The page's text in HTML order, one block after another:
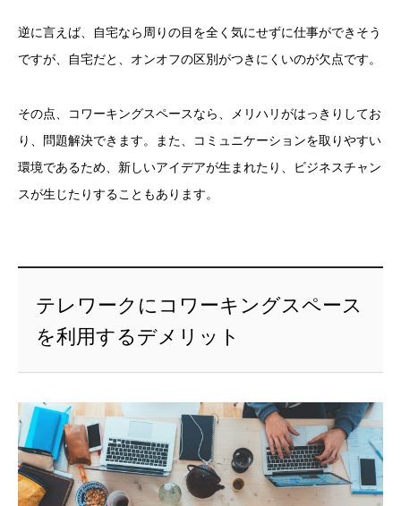
逆に言えば、自宅なら周りの目を全く気にせずに仕事ができそう
ですが、自宅だと、オンオフの区別がつきにくいのが欠点です。
その点、コワーキングスペースなら、メリハリがはっきりしてお
り、問題解決できます。また、コミュニケーションを取りやすい
環境であるため、新しいアイデアが生まれたり、ビジネスチャン
スが生じたりすることもあります。
テレワークにコワーキングスペース
を利用するデメリット